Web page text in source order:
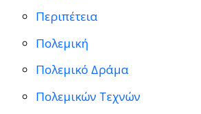
Περιπέτεια
Πολεμική
Πολεμικό Δράμα
Πολεμικών Τεχνών